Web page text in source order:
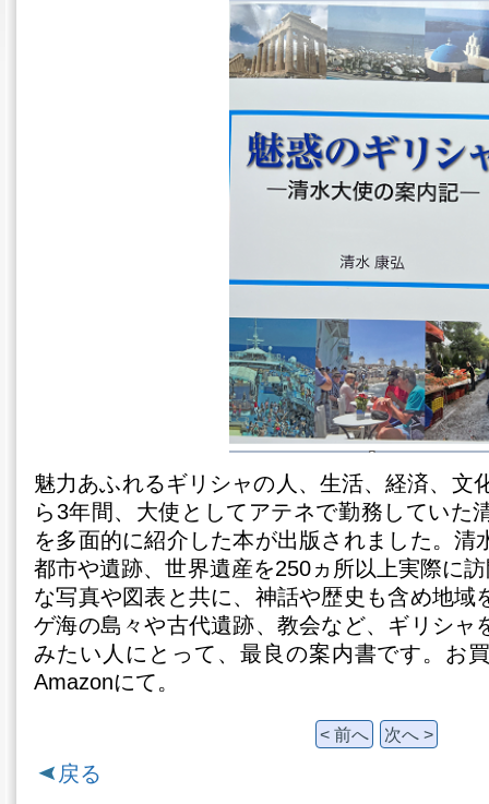
魅力あふれるギリシャの人、生活、経済、文
ら3年間、大使としてアテネで勤務していた
を多面的に紹介した本が出版されました。清
都市や遺跡、世界遺産を250ヵ所以上実際に
な写真や図表と共に、神話や歴史も含め地域
ゲ海の島々や古代遺跡、教会など、ギリシャ
みたい人にとって、最良の案内書です。お
Amazonにて。
< 前へ 次へ >
戻る